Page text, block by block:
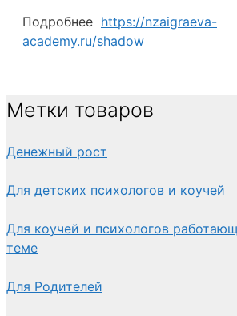
Подробнее https://nzaigraeva-
academy.ru/shadow
Метки товаров
Денежный рост
Для детских психологов и коучей
Для коучей и психологов
теме
Для Родителей